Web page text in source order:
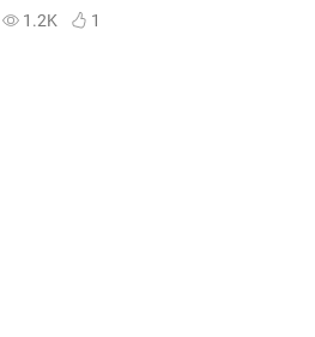
1.2K
1